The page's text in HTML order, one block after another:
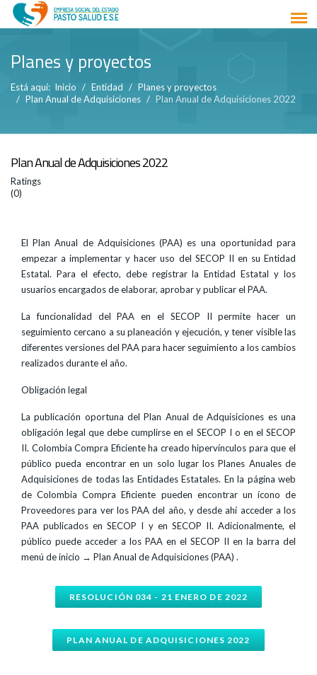
Planes y proyectos
Está aquí: Inicio Entidad
Planes y proyectos
Plan Anual de Adquisiciones
Plan Anual de Adquisiciones 2022
Plan Anual de Adquisiciones 2022
Ratings
(0)
El Plan Anual de Adquisiciones (PAA) es una oportunidad para
empezar a implementar y hacer uso del SECOP II en su Entidad
Estatal. Para el efecto, debe registrar la Entidad Estatal y los
usuarios encargados de elaborar, aprobar y publicar el PAA.
La funcionalidad del PAA en el SECOP II permite hacer un
seguimiento cercano a su planeación y ejecución, y tener visible las
diferentes versiones del PAA para hacer seguimiento a los cambios
realizados durante el año.
Obligación legal
La publicación oportuna del Plan Anual de Adquisiciones es una
obligación legal que debe cumplirse en el SECOP I o en el SECOP
II. Colombia Compra Eficiente ha creado hipervínculos para que el
público pueda encontrar en un solo lugar los Planes Anuales de
Adquisiciones de todas las Entidades Estatales. En la página web
de Colombia Compra Eficiente pueden encontrar un ícono de
Proveedores para ver los PAA del año, y desde ahí acceder a los
PAA publicados en SECOP I y en SECOP II. Adicionalmente, el
público puede acceder a los PAA en el SECOP II en la barra del
menú de inicio → Plan Anual de Adquisiciones (PAA) .
RESOLUCIÓN 034 - 21 ENERO DE 2022
PLAN ANUAL DE ADQUISICIONES 2022